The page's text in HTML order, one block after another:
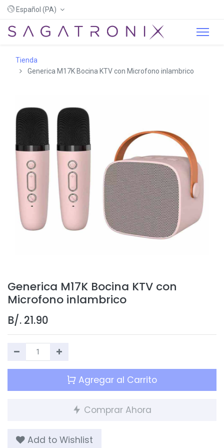
Español (PA)
Tienda
Generica M17K Bocina KTV con Microfono inlambrico
Generica M17K Bocina KTV con
Microfono inlambrico
B/. 21.90
Agregar al Carrito
Comprar Ahora
Add to Wishlist